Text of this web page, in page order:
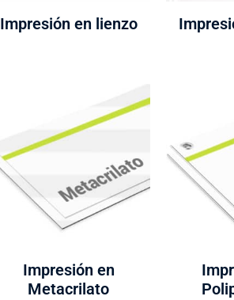
Impresión en lienzo
Impresión en
Metacrilato